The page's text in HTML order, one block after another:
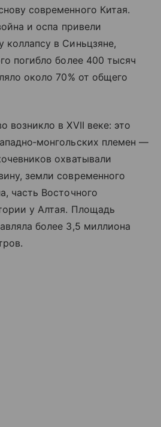
современного Китая.
и оспа привели
коллапсу в Синьцзяне,
погибло более 400 тысяч
около 70% от общего
возникло в XVII веке: это
племен —
охватывали
земли современного
часть Восточного
у Алтая. Площадь
более 3,5 миллиона